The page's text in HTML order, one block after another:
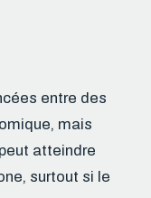
entre des
mais
atteindre
surtout si le